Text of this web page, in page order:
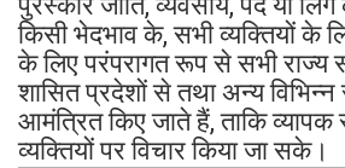
किसी भेदभाव के, सभी व्यक्तियों के
के लिए परंपरागत रूप से सभी राज्य
शासित प्रदेशों से तथा अन्य विभिन्न
आमंत्रित किए जाते हैं, ताकि व्यापक
व्यक्तियों पर विचार किया जा सके।